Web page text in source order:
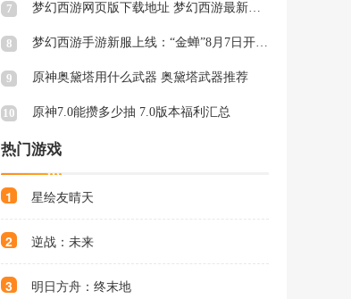
7 梦幻西游网页版下载地址 梦幻西游最新网页版入口
8 梦幻西游手游新服上线：“金蝉”8月7日开启!
9 原神奥黛塔用什么武器 奥黛塔武器推荐
10 原神7.0能攒多少抽 7.0版本福利汇总
热门游戏
1 星绘友晴天
2 逆战：未来
3 明日方舟：终末地